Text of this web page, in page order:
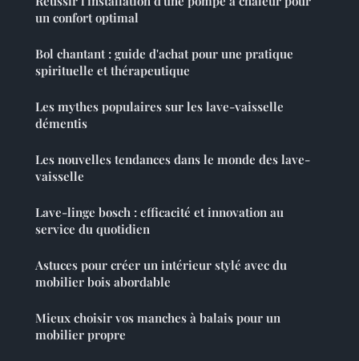
un confort optimal
Bol chantant : guide d'achat pour une pratique
spirituelle et thérapeutique
Les mythes populaires sur les lave-vaisselle
démentis
Les nouvelles tendances dans le monde des lave-
vaisselle
Lave-linge bosch : efficacité et innovation au
service du quotidien
Astuces pour créer un intérieur stylé avec du
mobilier bois abordable
Mieux choisir vos manches à balais pour un
mobilier propre